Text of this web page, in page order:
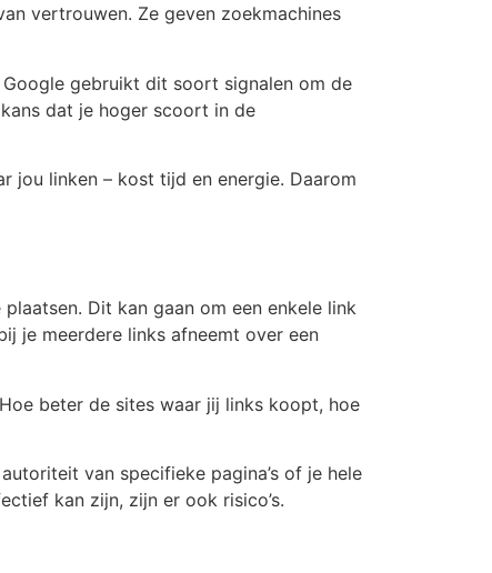
vertrouwen. Ze geven zoekmachines
gebruikt dit soort signalen om de
dat je hoger scoort in de
jou linken – kost tijd en energie. Daarom
Dit kan gaan om een enkele link
je meerdere links afneemt over een
beter de sites waar jij links koopt, hoe
van specifieke pagina’s of je hele
kan zijn, zijn er ook risico’s.